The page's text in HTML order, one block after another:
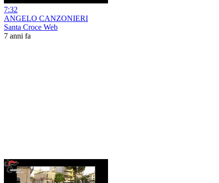
7:32
ANGELO CANZONIERI
Santa Croce Web
7 anni fa